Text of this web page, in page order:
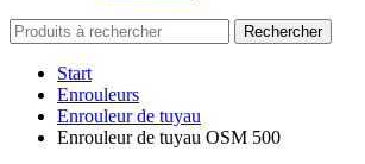
Rechercher
Start
Enrouleurs
Enrouleur de tuyau
Enrouleur de tuyau OSM 500